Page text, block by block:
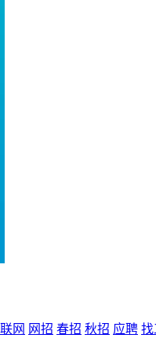
网 网招 春招 秋招 应聘 找